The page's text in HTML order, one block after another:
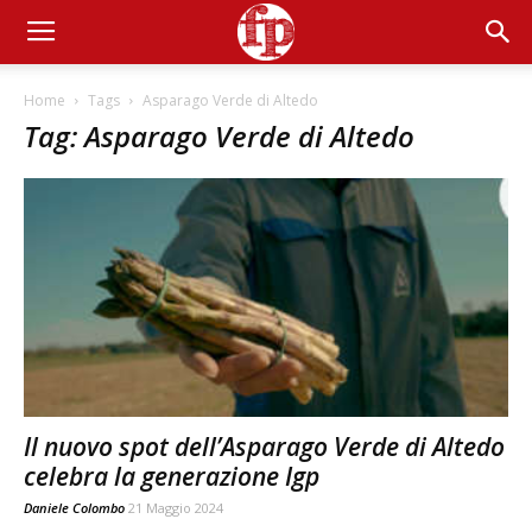
Home Tags Asparago Verde di Altedo
Tag: Asparago Verde di Altedo
Il nuovo spot dell’Asparago Verde di Altedo
celebra la generazione Igp
Daniele Colombo 21 Maggio 2024